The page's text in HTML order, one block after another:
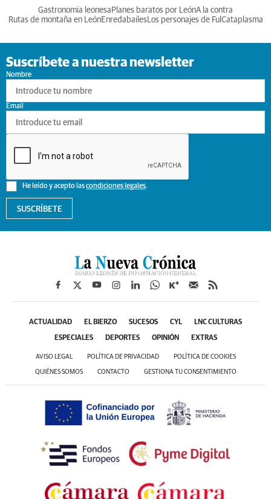
Gastronomia leonesa Planes baratos por LeónA la contra
Rutas de montaña en LeónEnredabailesLos personajes de Ful Cataplasma
Suscríbete a nuestra newsletter
Nombre
He leído y acepto lascondiciones legales.
Email
SUSCRÍBETE
ACTUALIDAD EL BIERZO SUCESOS CYL LNC CULTURAS
ESPECIALES DEPORTES OPINIÓN EXTRAS
AVISO LEGAL POLÍTICA DE PRIVACIDAD POLÍTICA DE COOKIES
QUIÉNES SOMOS CONTACTO GESTIONA TU CONSENTIMIENTO